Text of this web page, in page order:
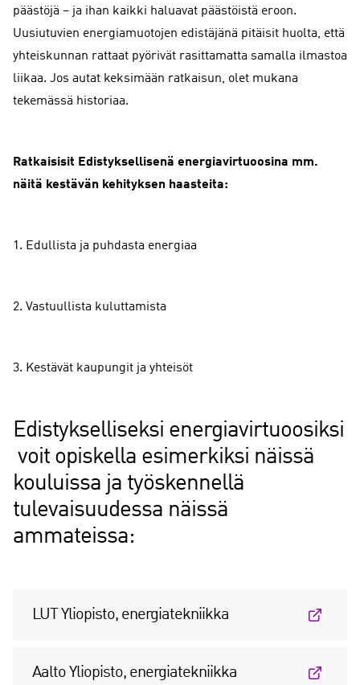
päästöjä – ja ihan kaikki haluavat päästöistä eroon.
Uusiutuvien energiamuotojen edistäjänä pitäisit huolta, että
yhteiskunnan rattaat pyörivät rasittamatta samalla ilmastoa
liikaa. Jos autat keksimään ratkaisun, olet mukana
tekemässä historiaa.
Ratkaisisit Edistyksellisenä energiavirtuoosina mm.
näitä kestävän kehityksen haasteita:
1. Edullista ja puhdasta energiaa
2. Vastuullista kuluttamista
3. Kestävät kaupungit ja yhteisöt
Edistykselliseksi energiavirtuoosiksi
voit opiskella esimerkiksi näissä
kouluissa ja työskennellä
tulevaisuudessa näissä
ammateissa:
LUT Yliopisto, energiatekniikka
Aalto Yliopisto, energiatekniikka